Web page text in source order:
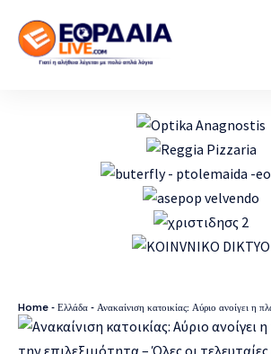
Home - Ελλάδα - Ανακαίνιση κατοικίας: Αύριο ανοίγει η πλατφόρμα για την επιλεξιμότητα – Όλες οι